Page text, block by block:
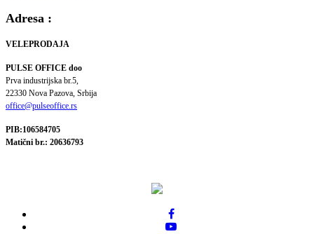
Adresa :
VELEPRODAJA
PULSE OFFICE doo
Prva industrijska br.5,
22330 Nova Pazova, Srbija
office@pulseoffice.rs
PIB:106584705
Matični br.: 20636793